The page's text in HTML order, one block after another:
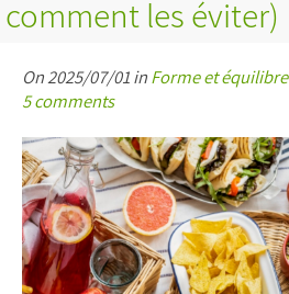
comment les éviter)
On 2025/07/01 inForme et équilibre
5 comments